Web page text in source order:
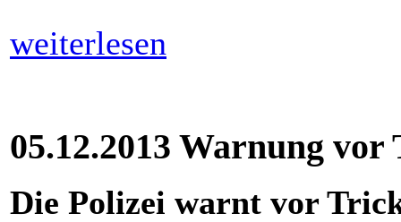
weiterlesen
05.12.2013 Warnung
Die Polizei warnt vor